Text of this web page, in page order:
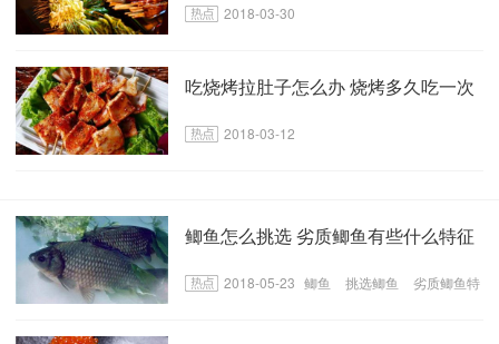
2018-03-30
吃烧烤拉肚子怎么办 烧烤多久吃一次
2018-03-12
鲫鱼怎么挑选 劣质鲫鱼有些什么特征
2018-05-23 鲫鱼 挑选鲫鱼
劣质鲫鱼特